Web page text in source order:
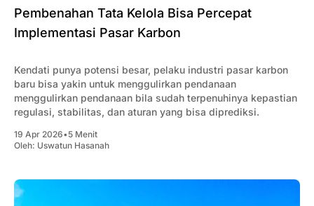
Pembenahan Tata Kelola Bisa Percepat
Implementasi Pasar Karbon
Kendati punya potensi besar, pelaku industri pasar karbon
baru bisa yakin untuk menggulirkan pendanaan
menggulirkan pendanaan bila sudah terpenuhinya kepastian
regulasi, stabilitas, dan aturan yang bisa diprediksi.
19 Apr 2026•5 Menit
Oleh: Uswatun Hasanah